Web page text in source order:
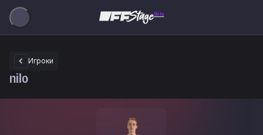
Beta
Игроки
nilo